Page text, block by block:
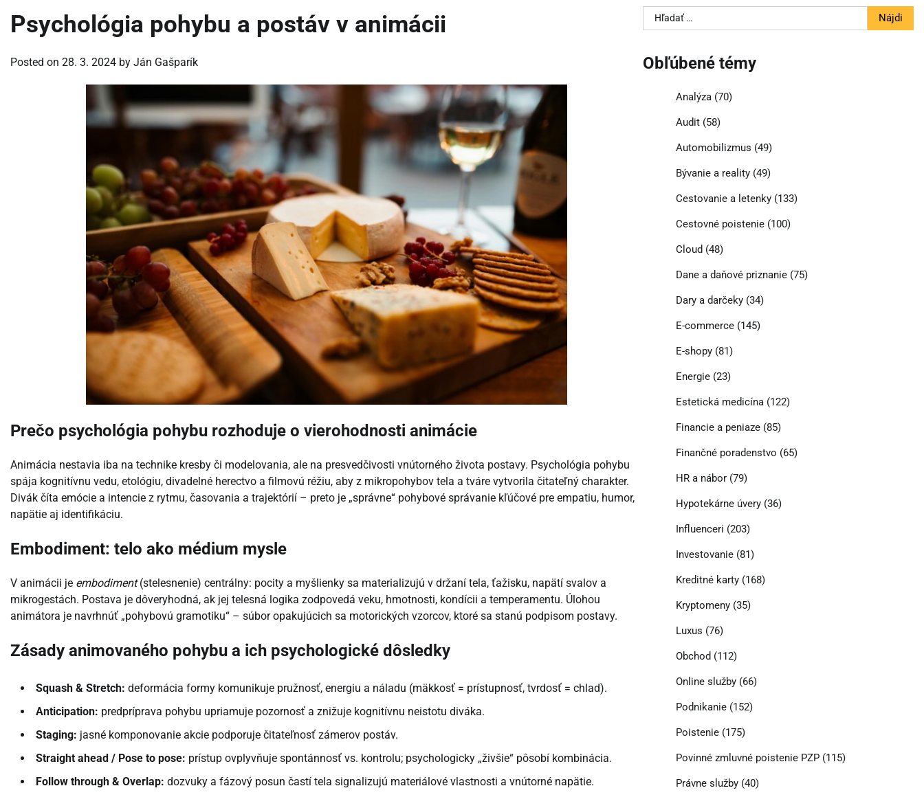
Psychológia pohybu a postáv v animácii
Posted on 28. 3. 2024 by Ján Gašparík
Prečo psychológia pohybu rozhoduje o vierohodnosti animácie
Animácia nestavia iba na technike kresby či modelovania, ale na presvedčivosti vnútorného života postavy. Psychológia pohybu
spája kognitívnu vedu, etológiu, divadelné herectvo a filmovú réžiu, aby z mikropohybov tela a tváre vytvorila čitateľný charakter.
Divák číta emócie a intencie z rytmu, časovania a trajektórií – preto je „správne“ pohybové správanie kľúčové pre empatiu, humor,
napätie aj identifikáciu.
Embodiment: telo ako médium mysle
V animácii je embodiment(stelesnenie) centrálny: pocity a myšlienky sa materializujú v držaní tela, ťažisku, napätí svalov a
mikrogestách. Postava je dôveryhodná, ak jej telesná logika zodpovedá veku, hmotnosti, kondícii a temperamentu. Úlohou
animátora je navrhnúť „pohybovú gramotiku“ – súbor opakujúcich sa motorických vzorcov, ktoré sa stanú podpisom postavy.
Zásady animovaného pohybu a ich psychologické dôsledky
Squash & Stretch: deformácia formy komunikuje pružnosť, energiu a náladu (mäkkosť = prístupnosť, tvrdosť = chlad).
Anticipation: predpríprava pohybu upriamuje pozornosť a znižuje kognitívnu neistotu diváka.
Staging: jasné komponovanie akcie podporuje čitateľnosť zámerov postáv.
Straight ahead / Pose to pose: prístup ovplyvňuje spontánnosť vs. kontrolu; psychologicky „živšie“ pôsobí kombinácia.
Follow through & Overlap: dozvuky a fázový posun častí tela signalizujú materiálové vlastnosti a vnútorné napätie.
Hľadať:
Obľúbené témy
Analýza(70)
Audit(58)
Automobilizmus (49)
Bývanie a reality(49)
Cestovanie a letenky(133)
Cestovné poistenie(100)
Cloud (48)
Dane a daňové priznanie(75)
Dary a darčeky(34)
E-commerce(145)
E-shopy(81)
Energie(23)
Estetická medicína(122)
Financie a peniaze(85)
Finančné poradenstvo (65)
HR a nábor(79)
Hypotekárne úvery(36)
Influenceri (203)
Investovanie(81)
Kreditné karty(168)
Kryptomeny(35)
Luxus (76)
Obchod (112)
Online služby(66)
Podnikanie(152)
Poistenie(175)
Povinné zmluvné poistenie PZP(115)
Právne služby(40)